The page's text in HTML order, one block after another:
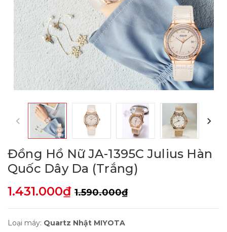
Đồng Hồ Nữ JA-1395C Julius Hàn
Quốc Dây Da (Trắng)
1.431.000₫ 1.590.000₫
Loại máy: Quartz Nhật MIYOTA